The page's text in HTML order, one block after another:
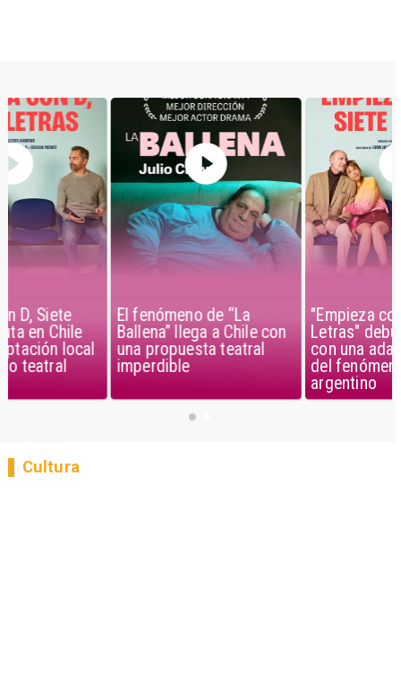
El fenómeno de “La
Ballena” llega a Chile con
una propuesta teatral
imperdible
"Empieza con D, Siete
Letras" debuta en Chile
con una adaptación local
del fenómeno teatral
Cultura